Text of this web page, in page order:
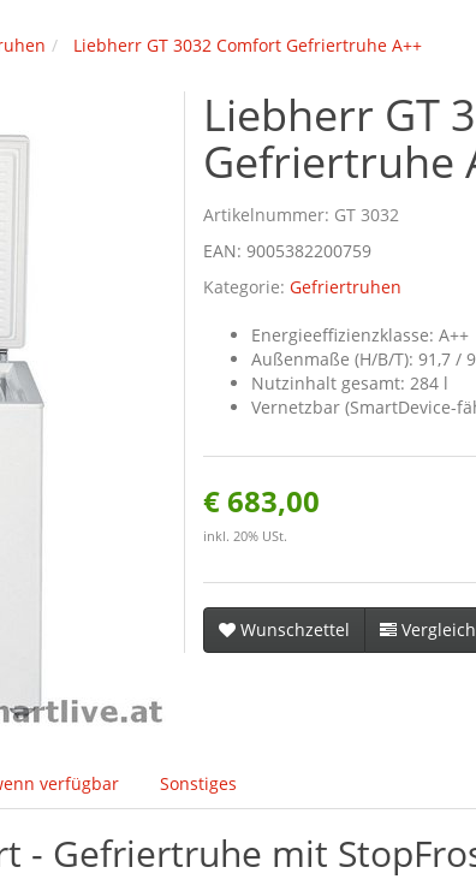
Liebherr GT 3032 Comfort Gefriertruhe A++
Liebherr GT
Gefriertruhe
Artikelnummer: GT 3032
EAN: 9005382200759
Kategorie: Gefriertruhen
Energieeffizienzklasse: A++
Außenmaße (H/B/T): 91,7 /
Nutzinhalt gesamt: 284 l
Vernetzbar (SmartDevice-
€ 683,00
inkl. 20% USt.
Wunschzettel
verfügbar Sonstiges
- Gefriertruhe mit